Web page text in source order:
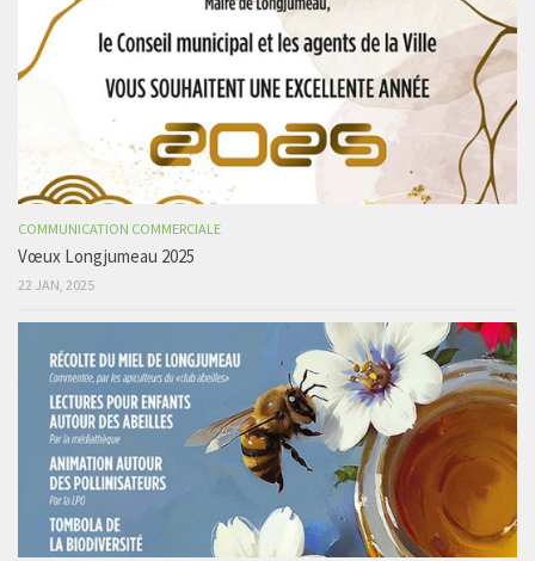
COMMUNICATION COMMERCIALE
Vœux Longjumeau 2025
22 JAN, 2025